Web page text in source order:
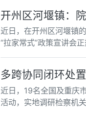
开州区河堰镇：
近日，在开州区河堰镇
“拉家常式”政策宣讲会正
多跨协同闭环处
近日，19名全国及重庆
活动，实地调研检察机